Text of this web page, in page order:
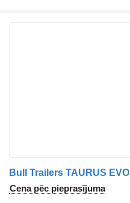
Bull Trailers TAURUS EVO
Cena pēc pieprasījuma